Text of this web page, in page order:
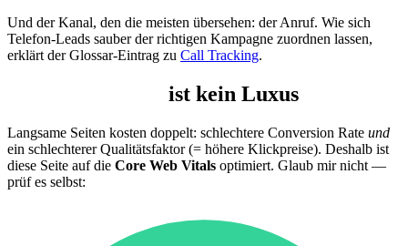
Und der Kanal, den die meisten übersehen: der Anruf. Wie sich
Telefon-Leads sauber der richtigen Kampagne zuordnen lassen,
erklärt der Glossar-Eintrag zu Call Tracking.
ist kein Luxus
Langsame Seiten kosten doppelt: schlechtere Conversion Rate und
ein schlechterer Qualitätsfaktor (= höhere Klickpreise). Deshalb ist
diese Seite auf die Core Web Vitals optimiert. Glaub mir nicht —
prüf es selbst: